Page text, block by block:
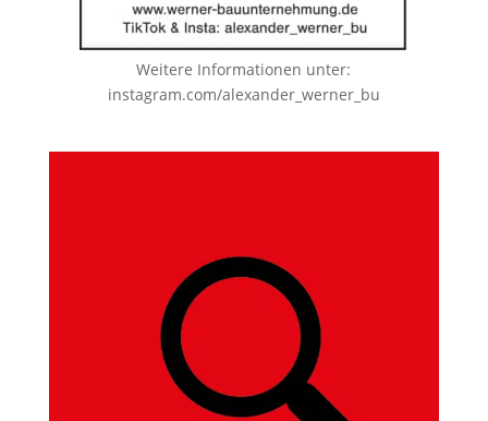
Weitere Informationen unter:
instagram.com/alexander_werner_bu